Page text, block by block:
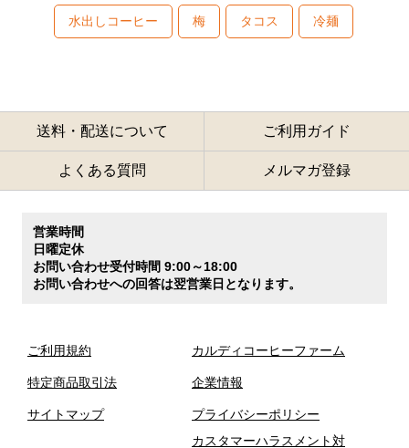
水出しコーヒー 梅 タコス 冷麺
送料・配送について ご利用ガイド
よくある質問 メルマガ登録
営業時間
日曜定休
お問い合わせ受付時間 9:00～18:00
お問い合わせへの回答は翌営業日となります。
ご利用規約
特定商品取引法
サイトマップ
カルディコーヒーファーム
企業情報
プライバシーポリシー
カスタマーハラスメント対